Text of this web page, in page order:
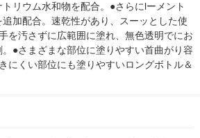
リウム水和物を配合。●さらにlーメント
加配合。速乾性があり、スーッとした使
を汚さずに広範囲に塗れ、無色透明でにお
●さまざまな部位に塗りやすい首曲がり容
にくい部位にも塗りやすいロングボトル＆